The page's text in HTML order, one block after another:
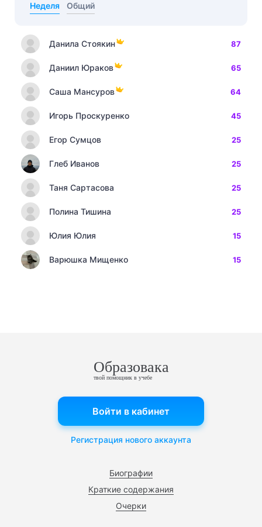
Неделя Общий
Данила Стоякин 87
Даниил Юраков 65
Саша Мансуров 64
Игорь Проскуренко 45
Егор Сумцов 25
Глеб Иванов 25
Таня Сартасова 25
Полина Тишина 25
Юлия Юлия 15
Варюшка Мищенко 15
Образовака
твой помощник в учебе
Биографии
Краткие содержания
Очерки
Войти в кабинет
Регистрация нового аккаунта